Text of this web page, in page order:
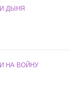
ДЫНЯ
НА ВОЙНУ